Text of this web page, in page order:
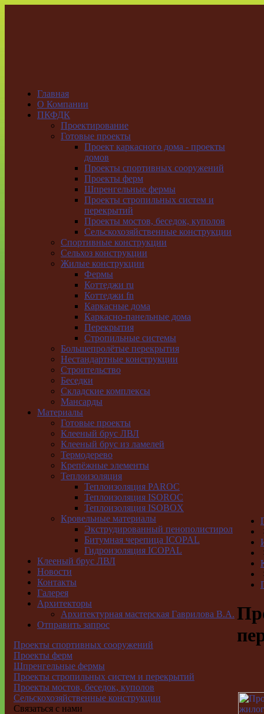
Главная
О Компании
ПКФДК
Проектирование
Готовые проекты
Проект каркасного дома - проекты
домов
Проекты спортивных сооружений
Проекты ферм
Шпренгельные фермы
Проекты стропильных систем и
перекрытий
Проекты мостов, беседок, куполов
Сельскохозяйственные конструкции
Спортивные конструкции
Сельхоз конструкции
Жилые конструкции
Фермы
Коттеджи ru
Коттеджи fn
Каркасные дома
Каркасно-панельные дома
Перекрытия
Стропильные системы
Большепролётые перекрытия
Нестандартные конструкции
Строительство
Беседки
Складские комплексы
Мансарды
Материалы
Готовые проекты
Клееный брус ЛВЛ
Клееный брус из ламелей
Термодерево
Крепёжные элементы
Теплоизоляция
Теплоизоляция PAROC
Теплоизоляция ISOROC
Теплоизоляция ISOBOX
Кровельные материалы
Экструдированный пенополистирол
Битумная черепица ICOPAL
Гидроизоляция ICOPAL
Клееный брус ЛВЛ
Новости
Контакты
Галерея
Архитекторы
Архитектурная мастерская Гаврилова В.А.
Отправить запрос
Проекты спортивных сооружений
Проекты ферм
Шпренгельные фермы
Проекты стропильных систем и перекрытий
Проекты мостов, беседок, куполов
Сельскохозяйственные конструкции
Связаться с нами